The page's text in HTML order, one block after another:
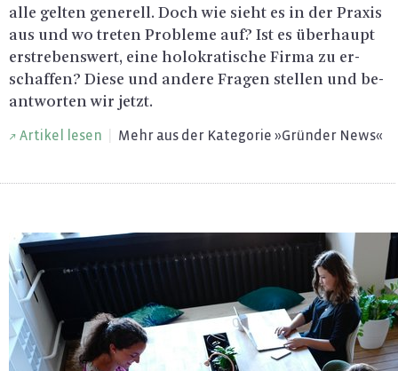
alle gel­ten ge­ne­rell. Doch wie sieht es in der Pra­xis
aus und wo tre­ten Pro­ble­me auf? Ist es über­haupt
er­stre­bens­wert, eine ho­lok­ra­ti­sche Firma zu er­
schaf­fen? Diese und an­de­re Fra­gen stel­len und be­
ant­wor­ten wir jetzt.
Ar­ti­kel lesen Mehr aus der Ka­te­go­rie »Grün­der News«